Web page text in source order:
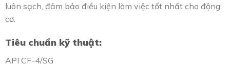
luôn sạch, đảm bảo điều kiện làm việc tốt nhất cho động
cơ.
Tiêu chuẩn kỹ thuật:
API CF-4/SG